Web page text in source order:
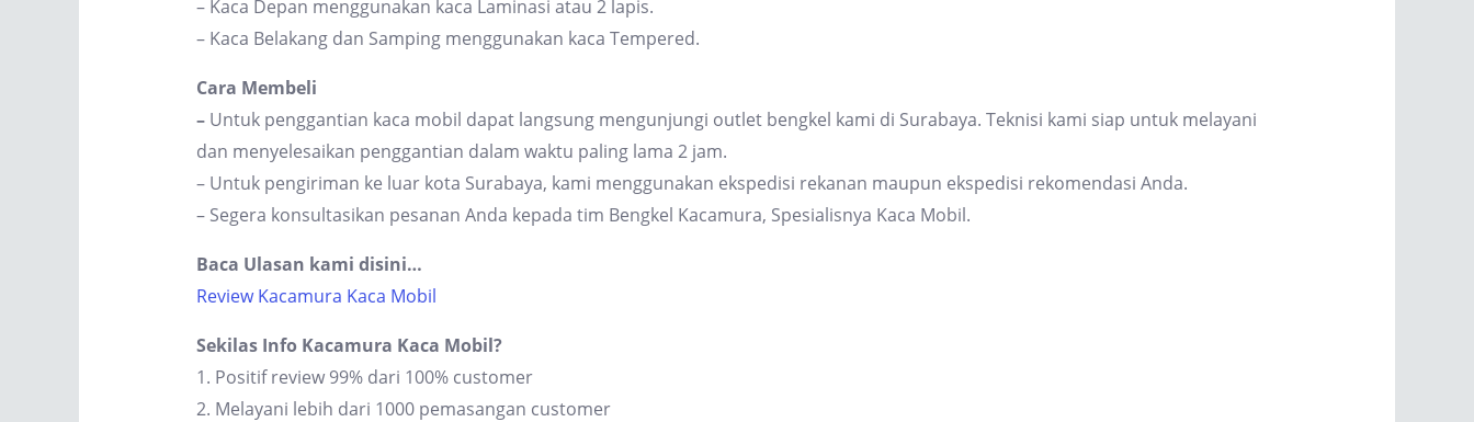
– Kaca Depan menggunakan kaca Laminasi atau 2 lapis.
– Kaca Belakang dan Samping menggunakan kaca Tempered.
Cara Membeli
– Untuk penggantian kaca mobil dapat langsung mengunjungi outlet bengkel kami di Surabaya. Teknisi kami siap untuk melayani
dan menyelesaikan penggantian dalam waktu paling lama 2 jam.
– Untuk pengiriman ke luar kota Surabaya, kami menggunakan ekspedisi rekanan maupun ekspedisi rekomendasi Anda.
– Segera konsultasikan pesanan Anda kepada tim Bengkel Kacamura, Spesialisnya Kaca Mobil.
Baca Ulasan kami disini…
Review Kacamura Kaca Mobil
Sekilas Info Kacamura Kaca Mobil?
1. Positif review 99% dari 100% customer
2. Melayani lebih dari 1000 pemasangan customer